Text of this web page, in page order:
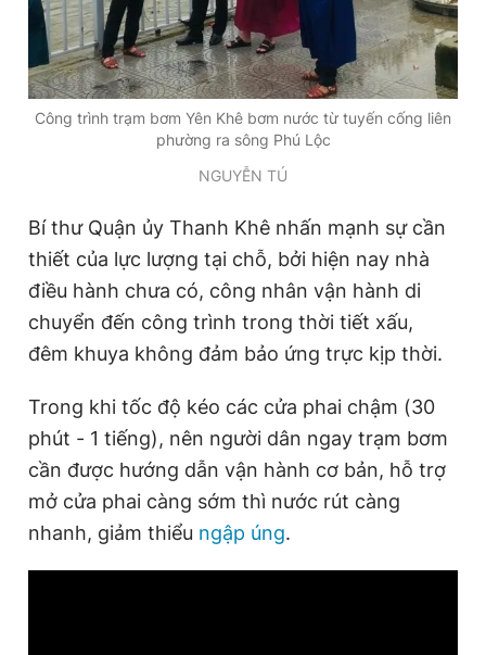
Công trình trạm bơm Yên Khê bơm nước từ tuyến cống liên
phường ra sông Phú Lộc
NGUYỄN TÚ
Bí thư Quận ủy Thanh Khê nhấn mạnh sự cần
thiết của lực lượng tại chỗ, bởi hiện nay nhà
điều hành chưa có, công nhân vận hành di
chuyển đến công trình trong thời tiết xấu,
đêm khuya không đảm bảo ứng trực kịp thời.
Trong khi tốc độ kéo các cửa phai chậm (30
phút - 1 tiếng), nên người dân ngay trạm bơm
cần được hướng dẫn vận hành cơ bản, hỗ trợ
mở cửa phai càng sớm thì nước rút càng
nhanh, giảm thiểu ngập úng.